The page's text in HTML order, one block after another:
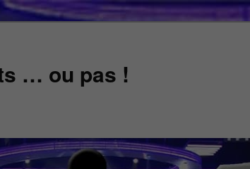
… ou pas !